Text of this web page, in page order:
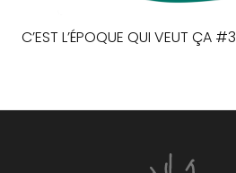
C’EST L’ÉPOQUE QUI VEUT ÇA #3